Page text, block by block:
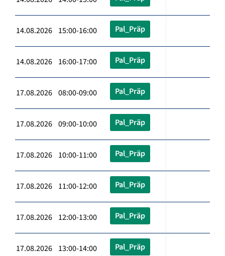
14.08.2026 15:00-16:00 Pal_Präp
14.08.2026 16:00-17:00 Pal_Präp
17.08.2026 08:00-09:00 Pal_Präp
17.08.2026 09:00-10:00 Pal_Präp
17.08.2026 10:00-11:00 Pal_Präp
17.08.2026 11:00-12:00 Pal_Präp
17.08.2026 12:00-13:00 Pal_Präp
17.08.2026 13:00-14:00 Pal_Präp